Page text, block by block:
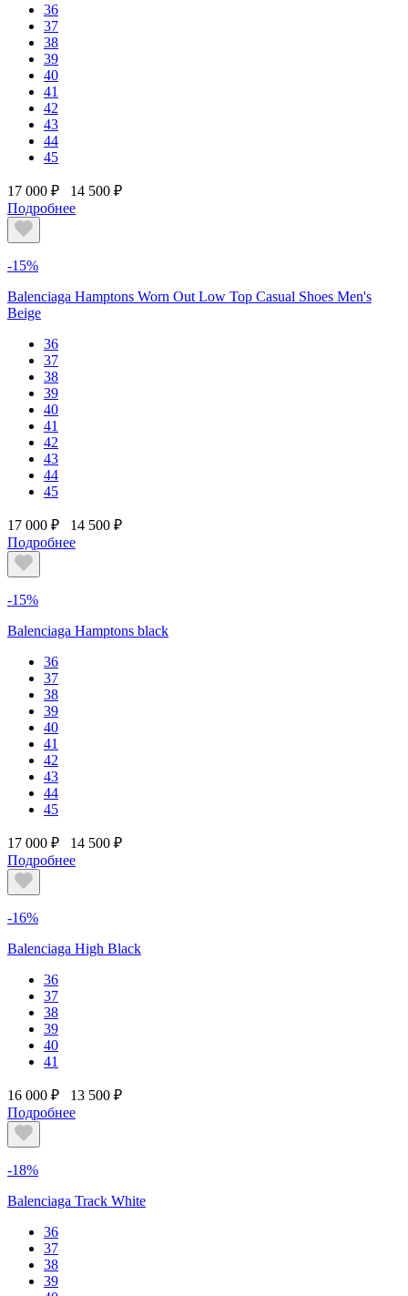
36
37
38
39
40
41
42
43
44
45
17 000 ₽
14 500 ₽
Подробнее
-15%
Balenciaga Hamptons Worn Out Low Top Casual Shoes Men's
Beige
36
37
38
39
40
41
42
43
44
45
17 000 ₽
14 500 ₽
Подробнее
-15%
Balenciaga Hamptons black
36
37
38
39
40
41
42
43
44
45
17 000 ₽
14 500 ₽
Подробнее
-16%
Balenciaga High Black
36
37
38
39
40
41
16 000 ₽
13 500 ₽
Подробнее
-18%
Balenciaga Track White
36
37
38
39